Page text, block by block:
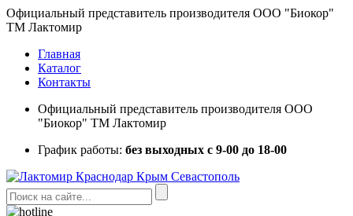
Официальный представитель производителя ООО "Биокор"
ТМ Лактомир
Главная
Каталог
Контакты
Официальный представитель производителя ООО
"Биокор" ТМ Лактомир
График работы: без выходных с 9-00 до 18-00